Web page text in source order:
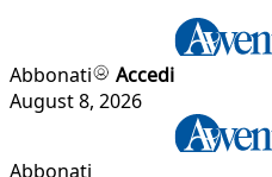
Abbonati
Accedi
August 8, 2026
Abbonati